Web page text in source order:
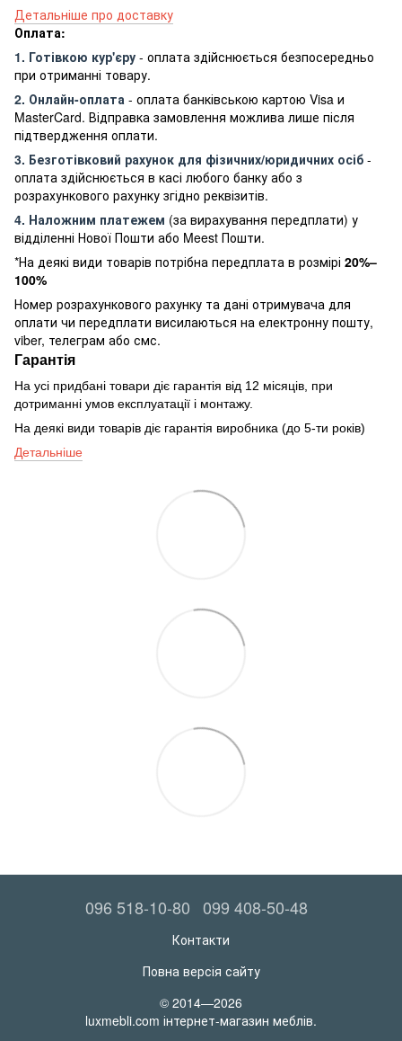
Детальніше про доставку
Оплата:
1. Готівкою кур'єру - оплата здійснюється безпосередньо
при отриманні товару.
2. Онлайн-оплата - оплата банківською картою Visa и
MasterCard. Відправка замовлення можлива лише після
підтвердження оплати.
3. Безготівковий рахунок для фізичних/юридичних осіб -
оплата здійснюється в касі любого банку або з
розрахункового рахунку згідно реквізитів.
4. Наложним платежем (за вирахування передплати) у
відділенні Нової Пошти або Meest Пошти.
*На деякі види товарів потрібна передплата в розмірі 20%–
100%
Номер розрахункового рахунку та дані отримувача для
оплати чи передплати висилаються на електронну пошту,
viber, телеграм або смс.
Гарантія
На усі придбані товари діє гарантія від 12 місяців, при
дотриманні умов експлуатації і монтажу.
На деякі види товарів діє гарантія виробника (до 5-ти років)
Детальніше
096 518-10-80 099 408-50-48
Контакти
Повна версія сайту
© 2014—2026
luxmebli.com інтернет-магазин меблів.